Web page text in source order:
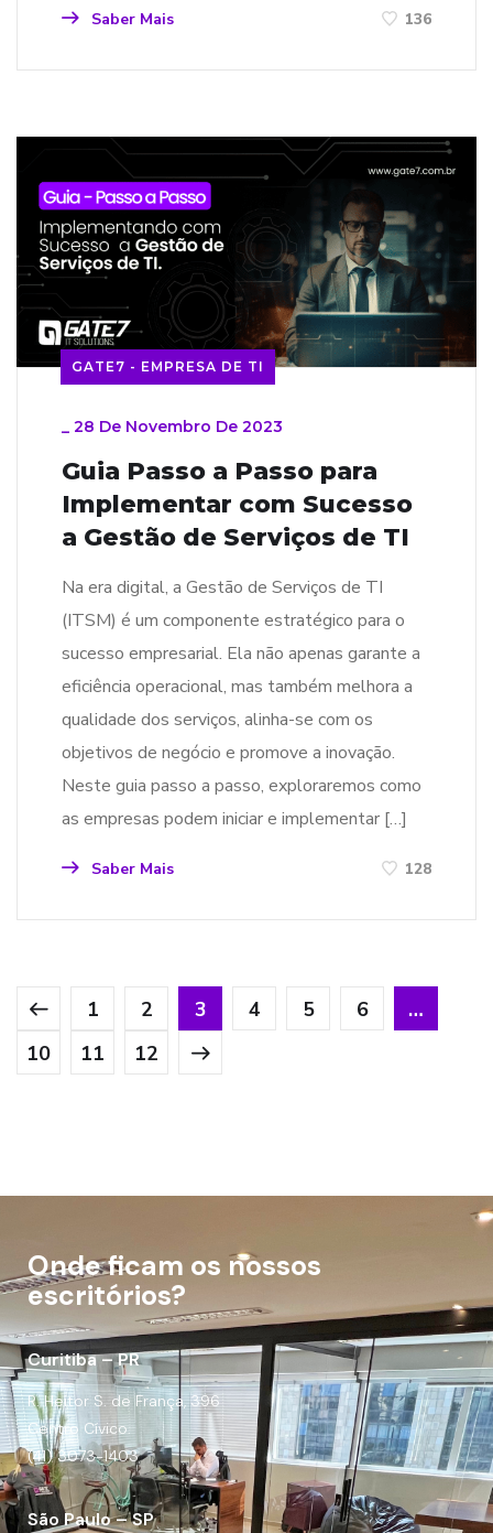
Saber Mais 136
GATE7 - EMPRESA DE TI
_ 28 De Novembro De 2023
Guia Passo a Passo para
Implementar com Sucesso
a Gestão de Serviços de TI
Na era digital, a Gestão de Serviços de TI
(ITSM) é um componente estratégico para o
sucesso empresarial. Ela não apenas garante a
eficiência operacional, mas também melhora a
qualidade dos serviços, alinha-se com os
objetivos de negócio e promove a inovação.
Neste guia passo a passo, exploraremos como
as empresas podem iniciar e implementar […]
Saber Mais 128
1 2 3 4 5 6
…
10
11 12
Onde ficam os nossos
escritórios?
Curitiba – PR
R. Heitor S. de França, 396
Centro Cívico.
(41) 3073-1403
São Paulo – SP